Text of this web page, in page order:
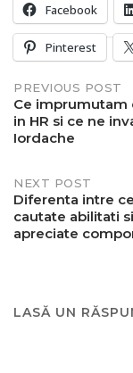
Facebook
Pinterest
Post
PREVIOUS POST
Ce imprumutam
in HR si ce ne
Iordache
NEXT POST
Diferenta intre
cautate abilitati
apreciate
LASĂ UN